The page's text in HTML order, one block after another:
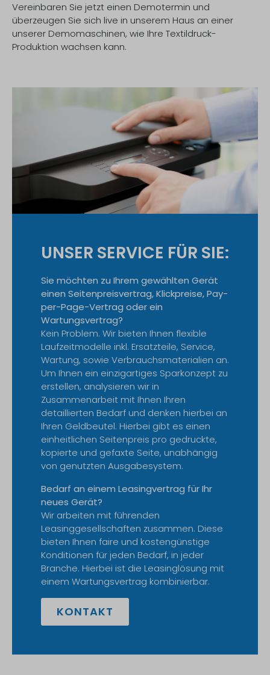
Vereinbaren Sie jetzt einen Demotermin und
überzeugen Sie sich live in unserem Haus an einer
unserer Demomaschinen, wie Ihre Textildruck-
Produktion wachsen kann.
UNSER SERVICE FÜR SIE:
Sie möchten zu Ihrem gewählten Gerät
einen Seitenpreisvertrag, Klickpreise, Pay-
per-Page-Vertrag oder ein
Wartungsvertrag?
Kein Problem. Wir bieten Ihnen flexible
Laufzeitmodelle inkl. Ersatzteile, Service,
Wartung, sowie Verbrauchsmaterialien an.
Um Ihnen ein einzigartiges Sparkonzept zu
erstellen, analysieren wir in
Zusammenarbeit mit Ihnen Ihren
detaillierten Bedarf und denken hierbei an
Ihren Geldbeutel. Hierbei gibt es einen
einheitlichen Seitenpreis pro gedruckte,
kopierte und gefaxte Seite, unabhängig
von genutzten Ausgabesystem.
Bedarf an einem Leasingvertrag für Ihr
neues Gerät?
Wir arbeiten mit führenden
Leasinggesellschaften zusammen. Diese
bieten Ihnen faire und kostengünstige
Konditionen für jeden Bedarf, in jeder
Branche. Hierbei ist die Leasinglösung mit
einem Wartungsvertrag kombinierbar.
KONTAKT